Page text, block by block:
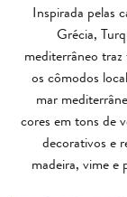
Inspirada pelas
Grécia,
mediterrâneo
os cômodos
mar
cores em tons de
decorativos e
madeira, vime e